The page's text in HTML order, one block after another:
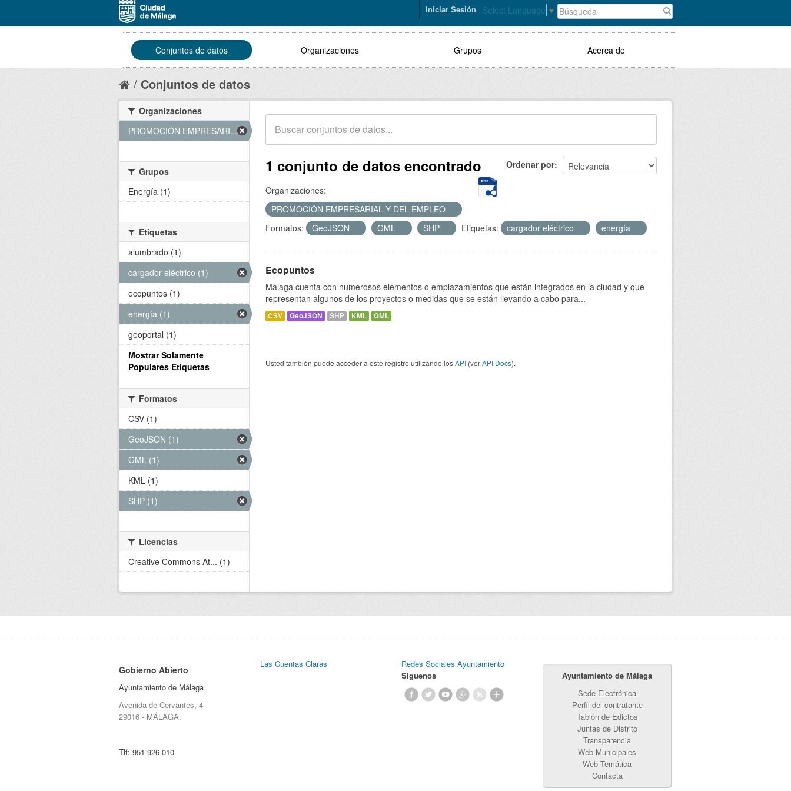
Select Language ▼
Iniciar Sesión
Conjuntos de datos Organizaciones Grupos Acerca de
Conjuntos de datos
Ordenar por
1 conjunto de datos encontrado
Organizaciones:
PROMOCIÓN EMPRESARIAL Y DEL EMPLEO
Formatos:
GeoJSON GML SHP Etiquetas: cargador eléctrico energía
Ecopuntos
Málaga cuenta con numerosos elementos o emplazamientos que están integrados en la ciudad y que
representan algunos de los proyectos o medidas que se están llevando a cabo para...
CSV GeoJSON SHP KML GML
Usted también puede acceder a este registro utilizando losAPI (verAPI Docs).
Organizaciones
PROMOCIÓN EMPRESARI... (1)
Grupos
Energía (1)
Etiquetas
alumbrado (1)
cargador eléctrico (1)
ecopuntos (1)
energía (1)
geoportal (1)
Mostrar Solamente
Populares Etiquetas
Formatos
CSV (1)
GeoJSON (1)
GML (1)
KML (1)
SHP (1)
Licencias
Creative Commons At... (1)
Gobierno Abierto
Ayuntamiento de Málaga
Avenida de Cervantes, 4
29016 - MÁLAGA.
Tlf: 951 926 010
Las Cuentas Claras
Redes Sociales Ayuntamiento
Síguenos
Ayuntamiento de Málaga
Sede Electrónica
Perfil del contratante
Tablón de Edictos
Juntas de Distrito
Transparencia
Web Municipales
Web Temática
Contacta